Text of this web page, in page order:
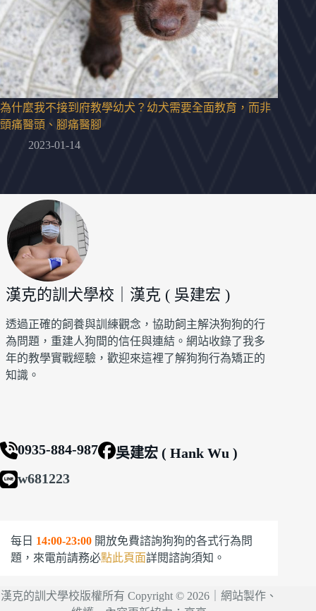
為什麼我不接到府教學幼犬？幼犬需要全面教育，而非
頭痛醫頭、腳痛醫腳
2023-01-14
漢克的訓犬學校｜漢克 ( 吳建宏 )
透過正確的飼養與訓練觀念，協助飼主解決狗狗的行
為問題，重建人狗間的信任與連結。網站收錄了我多
年的教學實戰經驗，歡迎來這裡了解狗狗行為矯正的
知識。
0935-884-987
吳建宏 ( Hank Wu )
w681223
每日 14:00-23:00 開放免費諮詢狗狗的各式行為問
題，來電前請務必點此頁面詳閱諮詢須知。
漢克的訓犬學校版權所有 Copyright © 2026｜網站製作、